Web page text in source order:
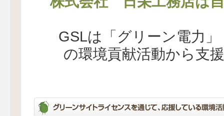
GSLは「グリーン電力
の環境貢献活動から支